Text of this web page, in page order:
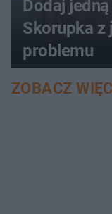
Dodaj
Skorupka z
problemu
ZOBACZ